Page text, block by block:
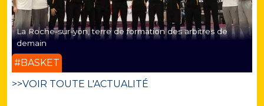
La Roche-sur-yon, terre de formation des arbitres de
demain
#BASKET
>>VOIR TOUTE L'ACTUALITÉ